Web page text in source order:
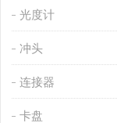
光度计
冲头
连接器
卡盘